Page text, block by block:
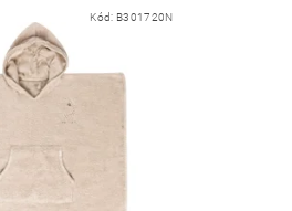
Kód: B301720N